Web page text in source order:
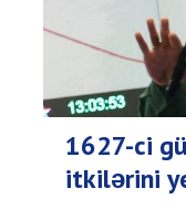
1627-ci
itkilərini